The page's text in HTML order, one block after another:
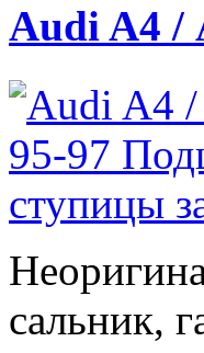
Audi A4 /
сальник,